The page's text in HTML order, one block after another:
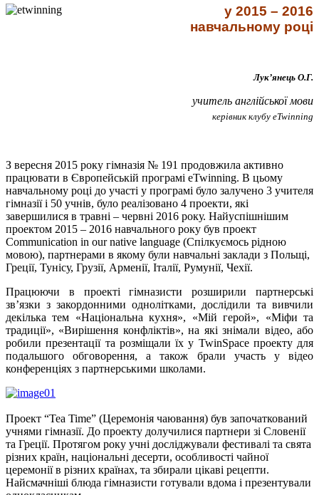
у 2015 – 2016
навчальному році
Лук’янець О.Г.
учитель англійської мови
керівник клубу eTwinning
З вересня 2015 року гімназія № 191 продовжила активно
працювати в Європейській програмі eTwinning. В цьому
навчальному році до участі у програмі було залучено 3 учителя
гімназії і 50 учнів, було реалізовано 4 проекти, які
завершилися в травні – червні 2016 року. Найуспішнішим
проектом 2015 – 2016 навчального року був проект
Communication in our native language (Спілкуємось рідною
мовою), партнерами в якому були навчальні заклади з Польщі,
Греції, Тунісу, Грузії, Арменії, Італії, Румунії, Чехії.
Працюючи в проекті гімназисти розширили партнерські
зв’язки з закордонними однолітками, дослідили та вивчили
декілька тем «Національна кухня», «Мій герой», «Міфи та
традиції», «Вирішення конфліктів», на які знімали відео, або
робили презентації та розміщали їх у TwinSpace проекту для
подальшого обговорення, а також брали участь у відео
конференціях з партнерськими школами.
Проект “Tea Time” (Церемонія чаювання) був започаткований
учнями гімназії. До проекту долучилися партнери зі Словенії
та Греції. Протягом року учні досліджували фестивалі та свята
різних країн, національні десерти, особливості чайної
церемонії в різних країнах, та збирали цікаві рецепти.
Найсмачніші блюда гімназисти готували вдома і презентували